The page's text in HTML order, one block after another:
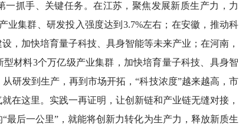
一抓手、关键任务。在江苏，聚焦发展新质生产力，力
业集群、研发投入强度达到3.7%左右；在安徽，推动科
，加快培育量子科技、具身智能等未来产业；在河南，
材料3个万亿级产业集群，加快培育量子科技、具身智
研发到生产，再到市场开拓，“科技浓度”越来越高，市
在这里。实践一再证明，让创新链和产业链无缝对接，
最后一公里”，就能将创新力转化为生产力，释放新质生